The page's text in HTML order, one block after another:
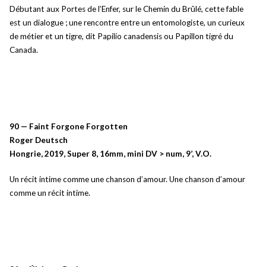
Débutant aux Portes de l’Enfer, sur le Chemin du Brûlé, cette fable
est un dialogue ; une rencontre entre un entomologiste, un curieux
de métier et un tigre, dit Papilio canadensis ou Papillon tigré du
Canada.
90 — Faint Forgone Forgotten
Roger Deutsch
Hongrie, 2019, Super 8, 16mm, mini DV > num, 9’, V.O.
Un récit intime comme une chanson d’amour. Une chanson d’amour
comme un récit intime.